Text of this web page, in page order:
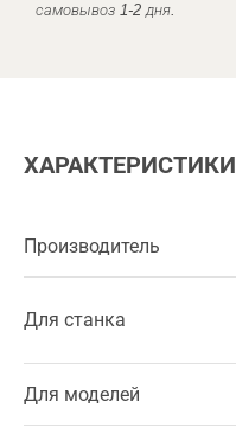
самовывоз 1-2 дня.
ХАРАКТЕРИСТИКИ
Производитель
Для станка
Для моделей